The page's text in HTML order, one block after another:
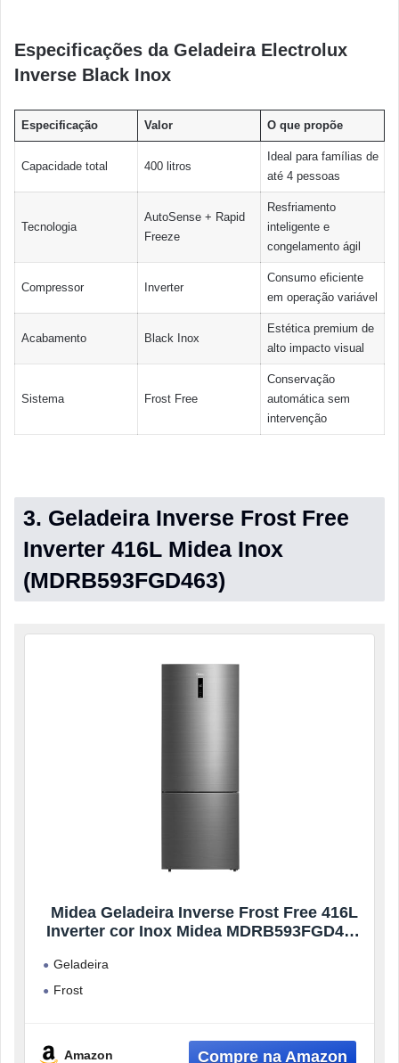
Especificações da Geladeira Electrolux
Inverse Black Inox
Especificação Valor O que propõe
Capacidade total 400 litros
Ideal para famílias de
até 4 pessoas
Tecnologia
AutoSense + Rapid
Freeze
Resfriamento
inteligente e
congelamento ágil
Compressor Inverter
Consumo eficiente
em operação variável
Acabamento Black Inox
Estética premium de
alto impacto visual
Sistema Frost Free
Conservação
automática sem
intervenção
3. Geladeira Inverse Frost Free
Inverter 416L Midea Inox
(MDRB593FGD463)
Midea Geladeira Inverse Frost Free 416L
Inverter cor Inox Midea MDRB593FGD463
Geladeira
Frost
Amazon